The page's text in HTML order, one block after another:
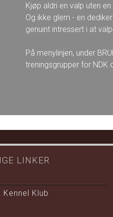
Kjøp aldri en valp uten
Og ikke glem - en
genuint intressert i at
På menylinjen, under
treningsgrupper for
LINKER
Kennel Klub